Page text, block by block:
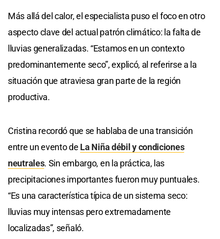
Más allá del calor, el especialista puso el foco en otro
aspecto clave del actual patrón climático: la falta de
lluvias generalizadas. “Estamos en un contexto
predominantemente seco”, explicó, al referirse a la
situación que atraviesa gran parte de la región
productiva.
Cristina recordó que se hablaba de una transición
entre un evento de La Niña débil y condiciones
neutrales. Sin embargo, en la práctica, las
precipitaciones importantes fueron muy puntuales.
“Es una característica típica de un sistema seco:
lluvias muy intensas pero extremadamente
localizadas”, señaló.